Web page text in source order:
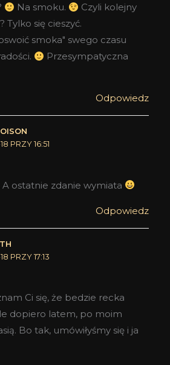
Na smoku.
Czyli kolejny
Tylko się cieszyć.
smoka" swego czasu
Przesympatyczna
Odpowiedz
PRZY 16:51
A ostatnie zdanie wymiata
Odpowiedz
PRZY 17:13
Ci się, że bedzie recka
dopiero latem, po moim
Bo tak, umówiłyśmy się i ja